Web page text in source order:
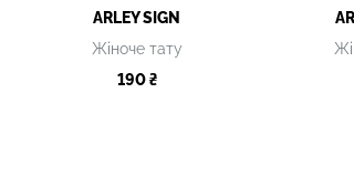
ARLEY SIGN
Жіноче тату
190 ₴